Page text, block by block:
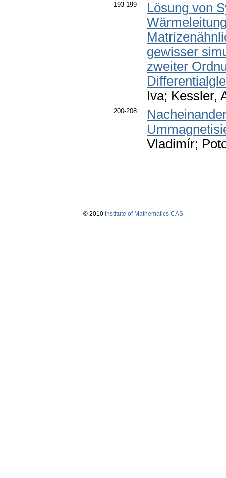
193-199
Lösung von
gewisser
zweiter
Iva; Kessler,
200-208
Vladimír;
© 2010 Institute of Mathematics CAS